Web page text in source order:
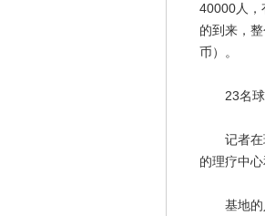
40000人，
的到来，
币）。
23名球
记者在现
的理疗中
基地的入